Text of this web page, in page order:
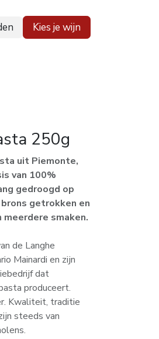
Kies je wijn
250g
uit Piemonte,
van 100%
gedroogd op
getrokken en
smaken.
de Langhe
Mainardi en zijn
dat
produceert.
Kwaliteit, traditie
steeds van